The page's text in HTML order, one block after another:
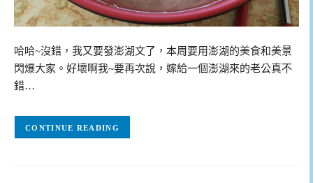
哈哈~沒錯，我又要發澎湖文了，本周要用澎湖的美食和美景
閃爆大家。好壞啊我~要再次說，嫁給一個澎湖來的老公真不
錯…
CONTINUE READING